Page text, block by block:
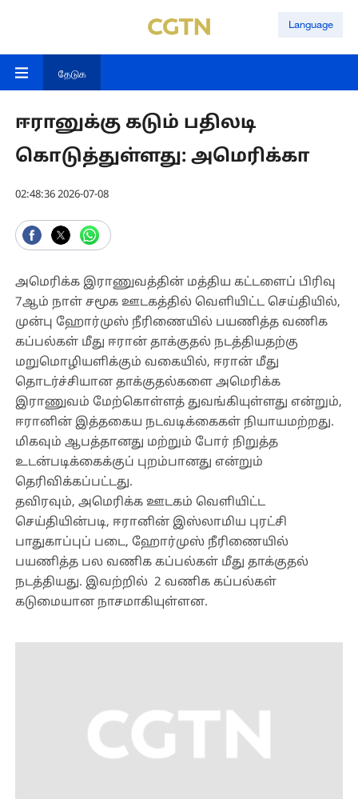
Language
தேடுக
ஈரானுக்கு கடும் பதிலடி
கொடுத்துள்ளது: அமெரிக்கா
02:48:36 2026-07-08
அமெரிக்க இராணுவத்தின் மத்திய கட்டளைப் பிரிவு
7ஆம் நாள் சமூக ஊடகத்தில் வெளியிட்ட செய்தியில்,
முன்பு ஹோர்முஸ் நீரிணையில் பயணித்த வணிக
கப்பல்கள் மீது ஈரான் தாக்குதல் நடத்தியதற்கு
மறுமொழியளிக்கும் வகையில், ஈரான் மீது
தொடர்ச்சியான தாக்குதல்களை அமெரிக்க
இராணுவம் மேற்கொள்ளத் துவங்கியுள்ளது என்றும்,
ஈரானின் இத்தகைய நடவடிக்கைகள் நியாயமற்றது.
மிகவும் ஆபத்தானது மற்றும் போர் நிறுத்த
உடன்படிக்கைக்குப் புறம்பானது என்றும்
தெரிவிக்கப்பட்டது.
தவிரவும், அமெரிக்க ஊடகம் வெளியிட்ட
செய்தியின்படி, ஈரானின் இஸ்லாமிய புரட்சி
பாதுகாப்புப் படை, ஹோர்முஸ் நீரிணையில்
பயணித்த பல வணிக கப்பல்கள் மீது தாக்குதல்
நடத்தியது. இவற்றில் 2 வணிக கப்பல்கள்
கடுமையான நாசமாகியுள்ளன.